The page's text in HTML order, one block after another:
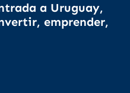
a Uruguay,
emprender,